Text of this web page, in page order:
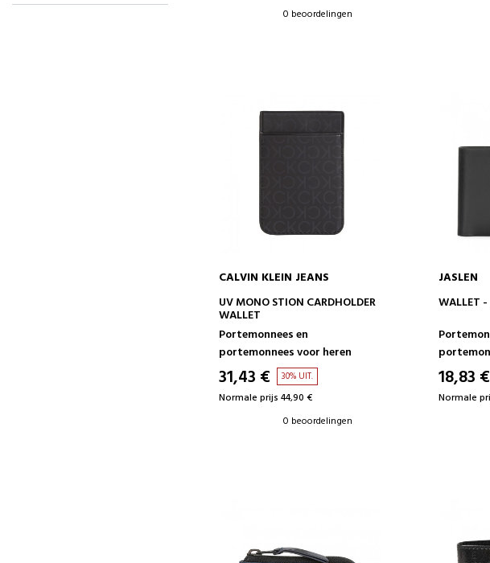
0 beoordelingen
IN WINKELWAGEN
CALVIN KLEIN JEANS
UV MONO STION CARDHOLDER
WALLET
Portemonnees en
portemonnees voor heren
31,43 € 30% UIT.
Normale prijs 44,90 €
0 beoordelingen
IN
JASLEN
WALLET -
18,83 €
Normale